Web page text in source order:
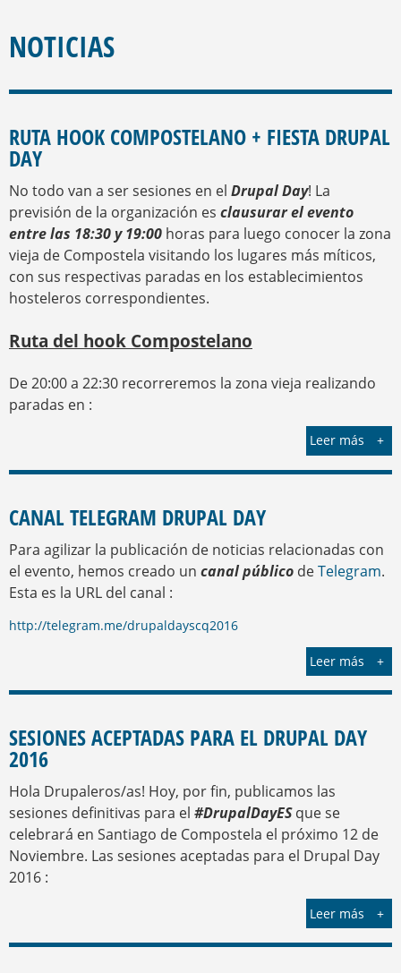
D
N
C
E
R
A
U
S
T
E
D
A
Q
U
Í
NOTICIAS
RUTA HOOK COMPOSTELANO + FIESTA DRUPAL
DAY
No todo van a ser sesiones en el Drupal Day! La
previsión de la organización es clausurar el evento
entre las 18:30 y 19:00 horas para luego conocer la zona
vieja de Compostela visitando los lugares más míticos,
con sus respectivas paradas en los establecimientos
hosteleros correspondientes.
Ruta del hook Compostelano
De 20:00 a 22:30 recorreremos la zona vieja realizando
paradas en :
Leer más
CANAL TELEGRAM DRUPAL DAY
Para agilizar la publicación de noticias relacionadas con
el evento, hemos creado un canal público deTelegram.
Esta es la URL del canal :
http://telegram.me/drupaldayscq2016
Leer más
SESIONES ACEPTADAS PARA EL DRUPAL DAY
2016
Hola Drupaleros/as! Hoy, por fin, publicamos las
sesiones definitivas para el #DrupalDayESque se
celebrará en Santiago de Compostela el próximo 12 de
Noviembre. Las sesiones aceptadas para el Drupal Day
2016 :
Leer más